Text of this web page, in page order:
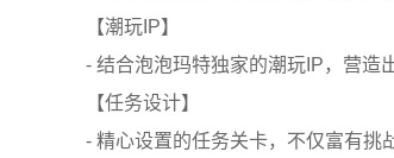
【潮玩IP】
- 结合泡泡玛特独家的潮玩IP，营造
【任务设计】
- 精心设置的任务关卡，不仅富有挑